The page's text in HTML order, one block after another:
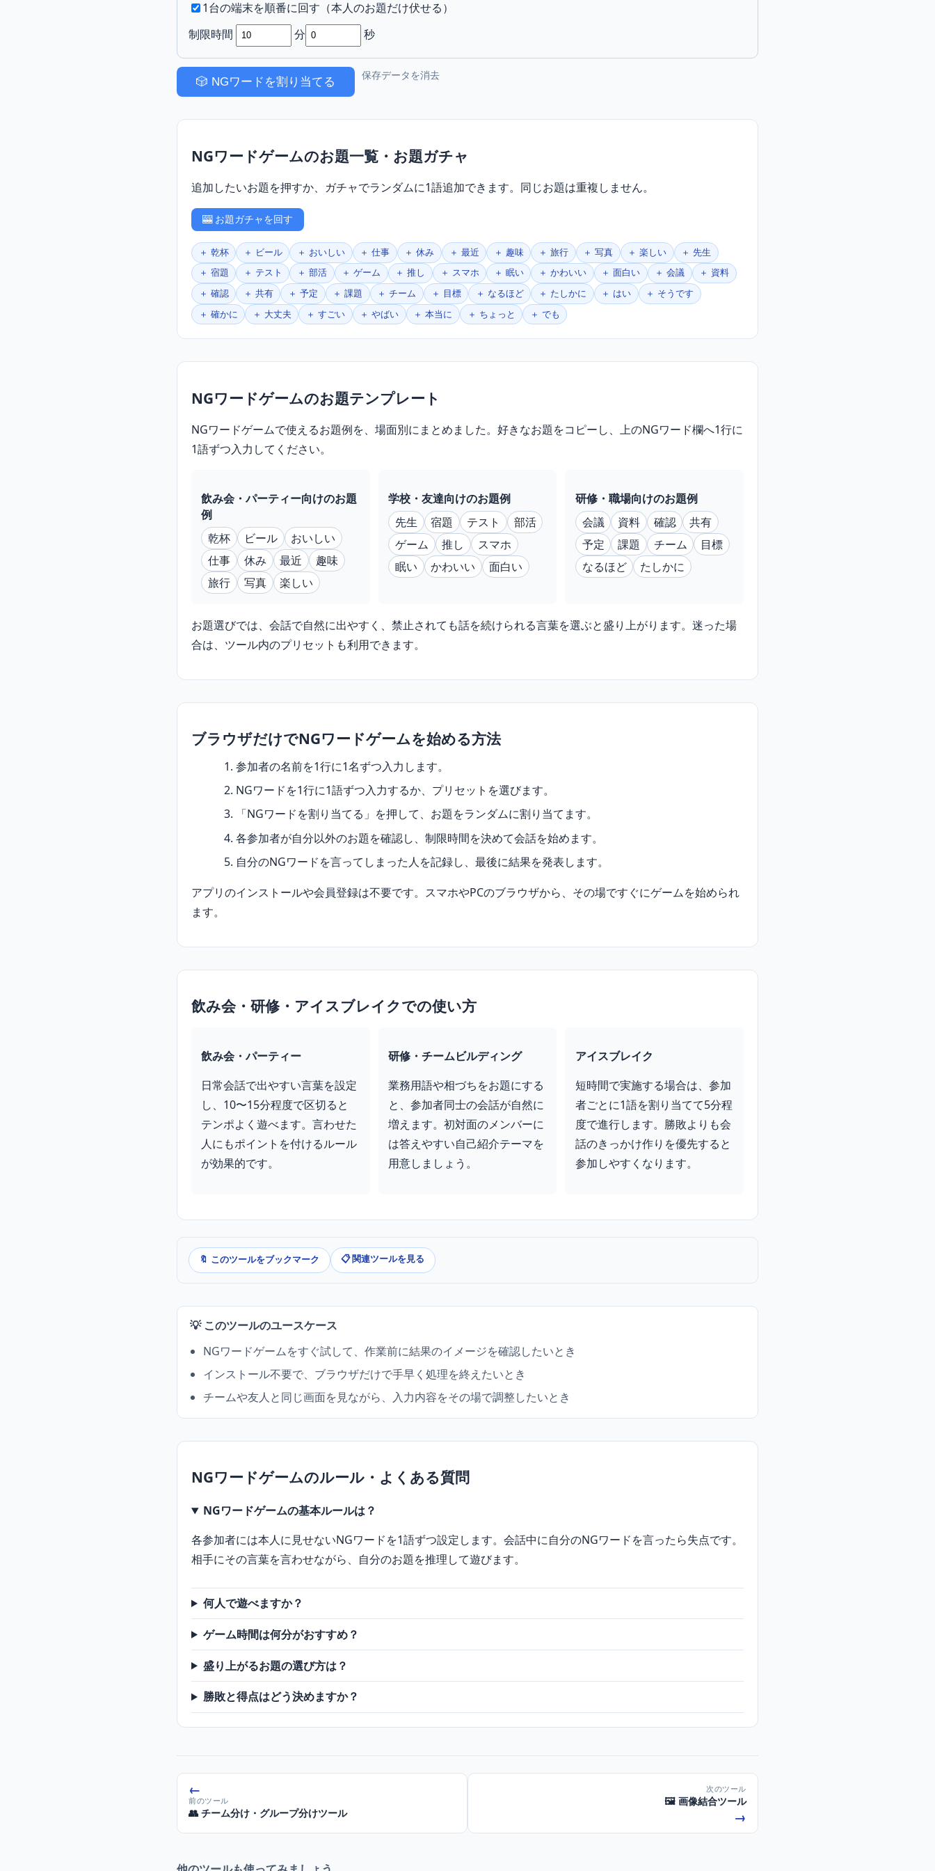
1台の端末を順番に回す（本人のお題だけ伏せる）
制限時間
分 秒
🎲 NGワードを割り当てる 保存データを消去
NGワードゲームのお題一覧・お題ガチャ
追加したいお題を押すか、ガチャでランダムに1語追加できます。同じお題は重複しません。
🎰 お題ガチャを回す
＋ 乾杯 ＋ ビール ＋ おいしい ＋ 仕事 ＋ 休み ＋ 最近 ＋ 趣味 ＋ 旅行 ＋ 写真 ＋ 楽しい
＋ 先生
＋ 宿題
＋ テスト ＋ 部活 ＋ ゲーム ＋ 推し ＋ スマホ ＋ 眠い ＋ かわいい ＋ 面白い ＋ 会議
＋ 資料
＋ 確認
＋ 共有 ＋ 予定 ＋ 課題 ＋ チーム ＋ 目標 ＋ なるほど ＋ たしかに ＋ はい
＋ そうです
＋ 確かに
＋ 大丈夫 ＋ すごい ＋ やばい ＋ 本当に ＋ ちょっと ＋ でも
NGワードゲームのお題テンプレート
NGワードゲームで使えるお題例を、場面別にまとめました。好きなお題をコピーし、上のNGワード欄へ1行に
1語ずつ入力してください。
飲み会・パーティー向けのお題
例
乾杯
ビール
おいしい
仕事
休み 最近
趣味
旅行
写真 楽しい
学校・友達向けのお題例
先生
宿題 テスト
部活
ゲーム
推し
スマホ
眠い
かわいい 面白い
研修・職場向けのお題例
会議
資料 確認
共有
予定
課題 チーム
目標
なるほど
たしかに
お題選びでは、会話で自然に出やすく、禁止されても話を続けられる言葉を選ぶと盛り上がります。迷った場
合は、ツール内のプリセットも利用できます。
ブラウザだけでNGワードゲームを始める方法
参加者の名前を1行に1名ずつ入力します。
NGワードを1行に1語ずつ入力するか、プリセットを選びます。
「NGワードを割り当てる」を押して、お題をランダムに割り当てます。
各参加者が自分以外のお題を確認し、制限時間を決めて会話を始めます。
自分のNGワードを言ってしまった人を記録し、最後に結果を発表します。
アプリのインストールや会員登録は不要です。スマホやPCのブラウザから、その場ですぐにゲームを始められ
ます。
飲み会・研修・アイスブレイクでの使い方
飲み会・パーティー
日常会話で出やすい言葉を設定
し、10〜15分程度で区切ると
テンポよく遊べます。言わせた
人にもポイントを付けるルール
が効果的です。
研修・チームビルディング
業務用語や相づちをお題にする
と、参加者同士の会話が自然に
増えます。初対面のメンバーに
は答えやすい自己紹介テーマを
用意しましょう。
アイスブレイク
短時間で実施する場合は、参加
者ごとに1語を割り当てて5分程
度で進行します。勝敗よりも会
話のきっかけ作りを優先すると
参加しやすくなります。
🔖 このツールをブックマーク 📋 関連ツールを見る
💡 このツールのユースケース
NGワードゲームをすぐ試して、作業前に結果のイメージを確認したいとき
インストール不要で、ブラウザだけで手早く処理を終えたいとき
チームや友人と同じ画面を見ながら、入力内容をその場で調整したいとき
NGワードゲームのルール・よくある質問
NGワードゲームの基本ルールは？
各参加者には本人に見せないNGワードを1語ずつ設定します。会話中に自分のNGワードを言ったら失点です。
相手にその言葉を言わせながら、自分のお題を推理して遊びます。
何人で遊べますか？
ゲーム時間は何分がおすすめ？
盛り上がるお題の選び方は？
勝敗と得点はどう決めますか？
←
前のツール
👥 チーム分け・グループ分けツール
次のツール
🖼️ 画像結合ツール
→